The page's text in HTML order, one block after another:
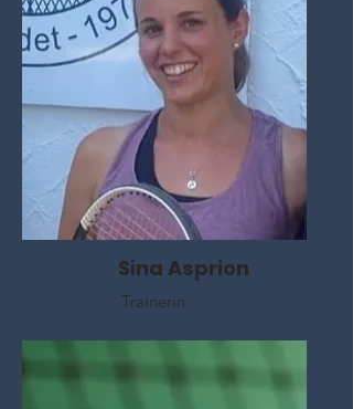
Sina Asprion
Trainerin